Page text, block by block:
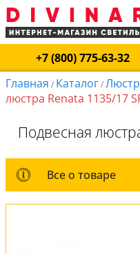
+7 (800) 775-63-32
Главная / Каталог/
люстра Renata 1135/17
Подвесная
Все о товаре
Все о товаре